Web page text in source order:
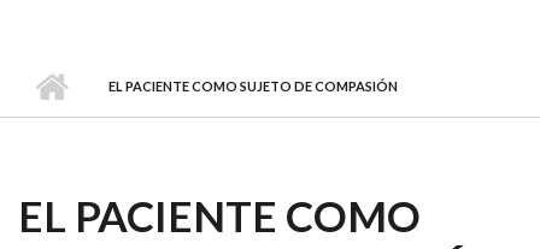
EL PACIENTE COMO SUJETO DE COMPASIÓN
EL PACIENTE COMO